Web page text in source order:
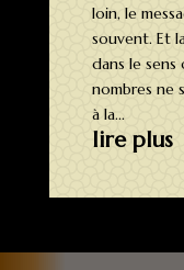
loin, le
souvent. Et
dans le sens
nombres ne
à la...
lire plus